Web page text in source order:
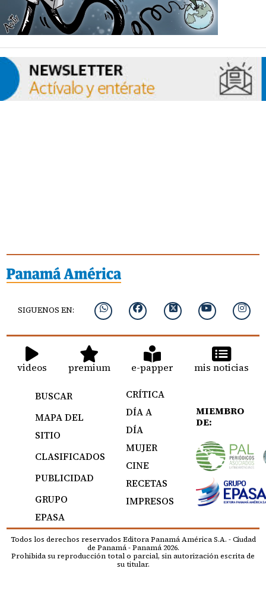
SIGUENOS EN:
videos premium e-papper mis noticias
BUSCAR
MAPA DEL
SITIO
CLASIFICADOS
PUBLICIDAD
GRUPO
EPASA
CRÍTICA
DÍA A
DÍA
MUJER
CINE
RECETAS
IMPRESOS
MIEMBRO
DE:
Todos los derechos reservados Editora Panamá América S.A. - Ciudad
de Panamá - Panamá 2026.
Prohibida su reproducción total o parcial, sin autorización escrita de
su titular.